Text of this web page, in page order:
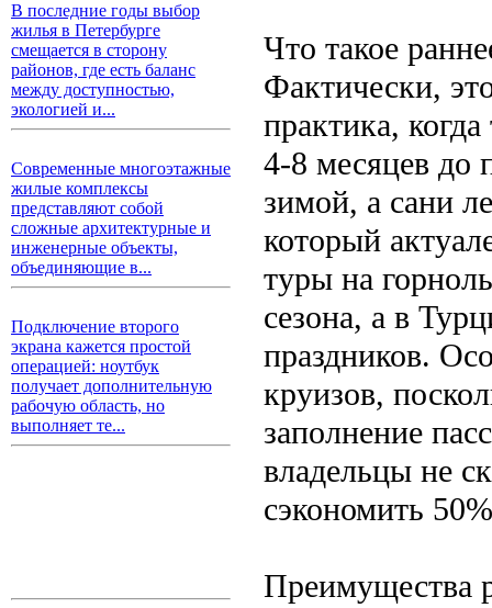
В последние годы выбор
жилья в Петербурге
смещается в сторону
районов, где есть баланс
между доступностью,
экологией и...
Современные многоэтажные
жилые комплексы
представляют собой
сложные архитектурные и
инженерные объекты,
объединяющие в...
Подключение второго
экрана кажется простой
операцией: ноутбук
получает дополнительную
рабочую область, но
выполняет те...
Что такое
Фактически,
практика,
4-8 месяцев до
зимой, а сани
который
туры на
сезона, а в
праздников.
круизов,
заполнение
владельцы не
сэкономить
Преимущества